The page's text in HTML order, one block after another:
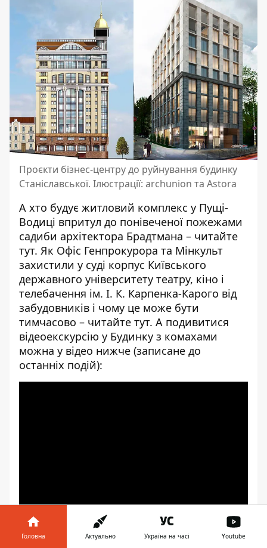
Проєкти бізнес-центру до руйнування будинку
Станіславської. Ілюстрації: archunion та Astora
А хто будує житловий комплекс у Пущі-
Водиці впритул до понівеченої пожежами
садиби архітектора Брадтмана – читайте
тут. Як Офіс Генпрокурора та Мінкульт
захистили у суді корпус Київського
державного університету театру, кіно і
телебачення ім. І. К. Карпенка-Карого від
забудовників і чому це може бути
тимчасово – читайте тут. А подивитися
відеоекскурсію у Будинку з комахами
можна у відео нижче (записане до
останніх подій):
Головна Актуально Україна на часі Youtube